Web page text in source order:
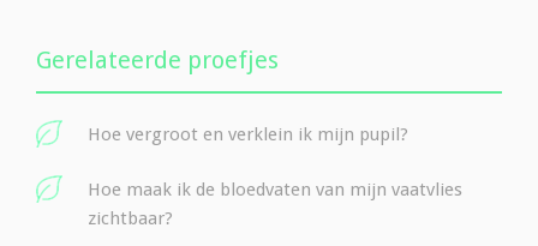
Gerelateerde proefjes
Hoe vergroot en verklein ik mijn pupil?
Hoe maak ik de bloedvaten van mijn vaatvlies
zichtbaar?